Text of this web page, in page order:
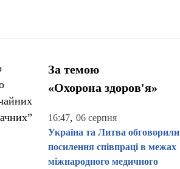
За темою
«Охорона здоров'я»
16:47, 06 серпня
Україна та Литва обговорили
посилення співпраці в межах
міжнародного медичного